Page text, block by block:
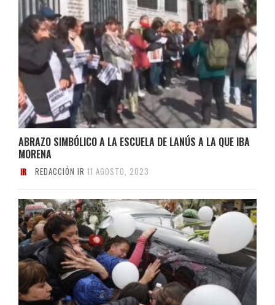
ABRAZO SIMBÓLICO A LA ESCUELA DE LANÚS A LA QUE IBA
MORENA
REDACCIÓN IR 11 AGOSTO, 2023